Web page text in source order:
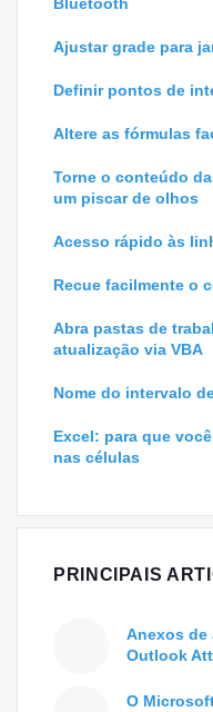
Ajustar grade para
Definir pontos de
Altere as fórmulas
Torne o conteúdo
um piscar de olhos
Acesso rápido às
Recue facilmente o
Abra pastas de
atualização via VBA
Nome do intervalo
Excel: para que
nas células
PRINCIPAIS
Anexos
Outlook
O